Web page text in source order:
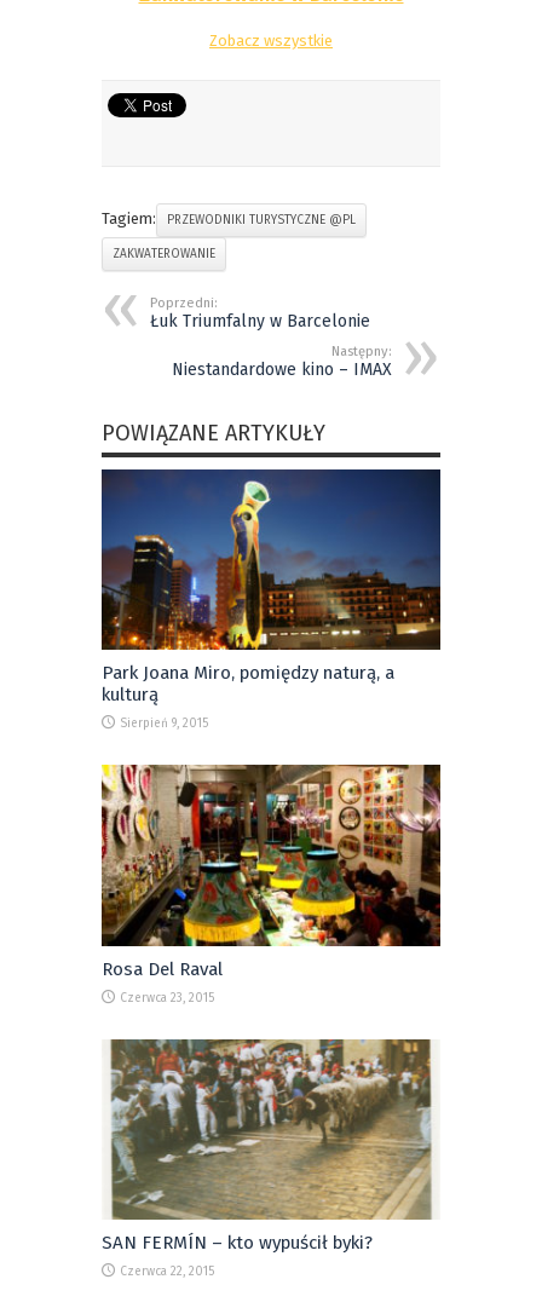
Zobacz wszystkie
Tagiem: PRZEWODNIKI TURYSTYCZNE @PL
ZAKWATEROWANIE
Poprzedni:
Łuk Triumfalny w Barcelonie
Następny:
Niestandardowe kino – IMAX
POWIĄZANE ARTYKUŁY
Park Joana Miro, pomiędzy naturą, a
kulturą
Sierpień 9, 2015
Rosa Del Raval
Czerwca 23, 2015
SAN FERMÍN – kto wypuścił byki?
Czerwca 22, 2015